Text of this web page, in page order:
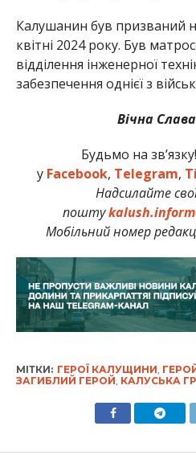
Калушанин був призваний
квітні 2024 року. Був
відділення інженерної
забезпечення однієї з
Вічна
Будьмо на
у Facebook, Telegram,
Надсилайте
пошту
Мобільний номер
МІТКИ: ГЕРОЇ КАЛУЩИНИ,
ЗАГИБЛИЙ ГЕРОЙ, КАЛУСЬКА